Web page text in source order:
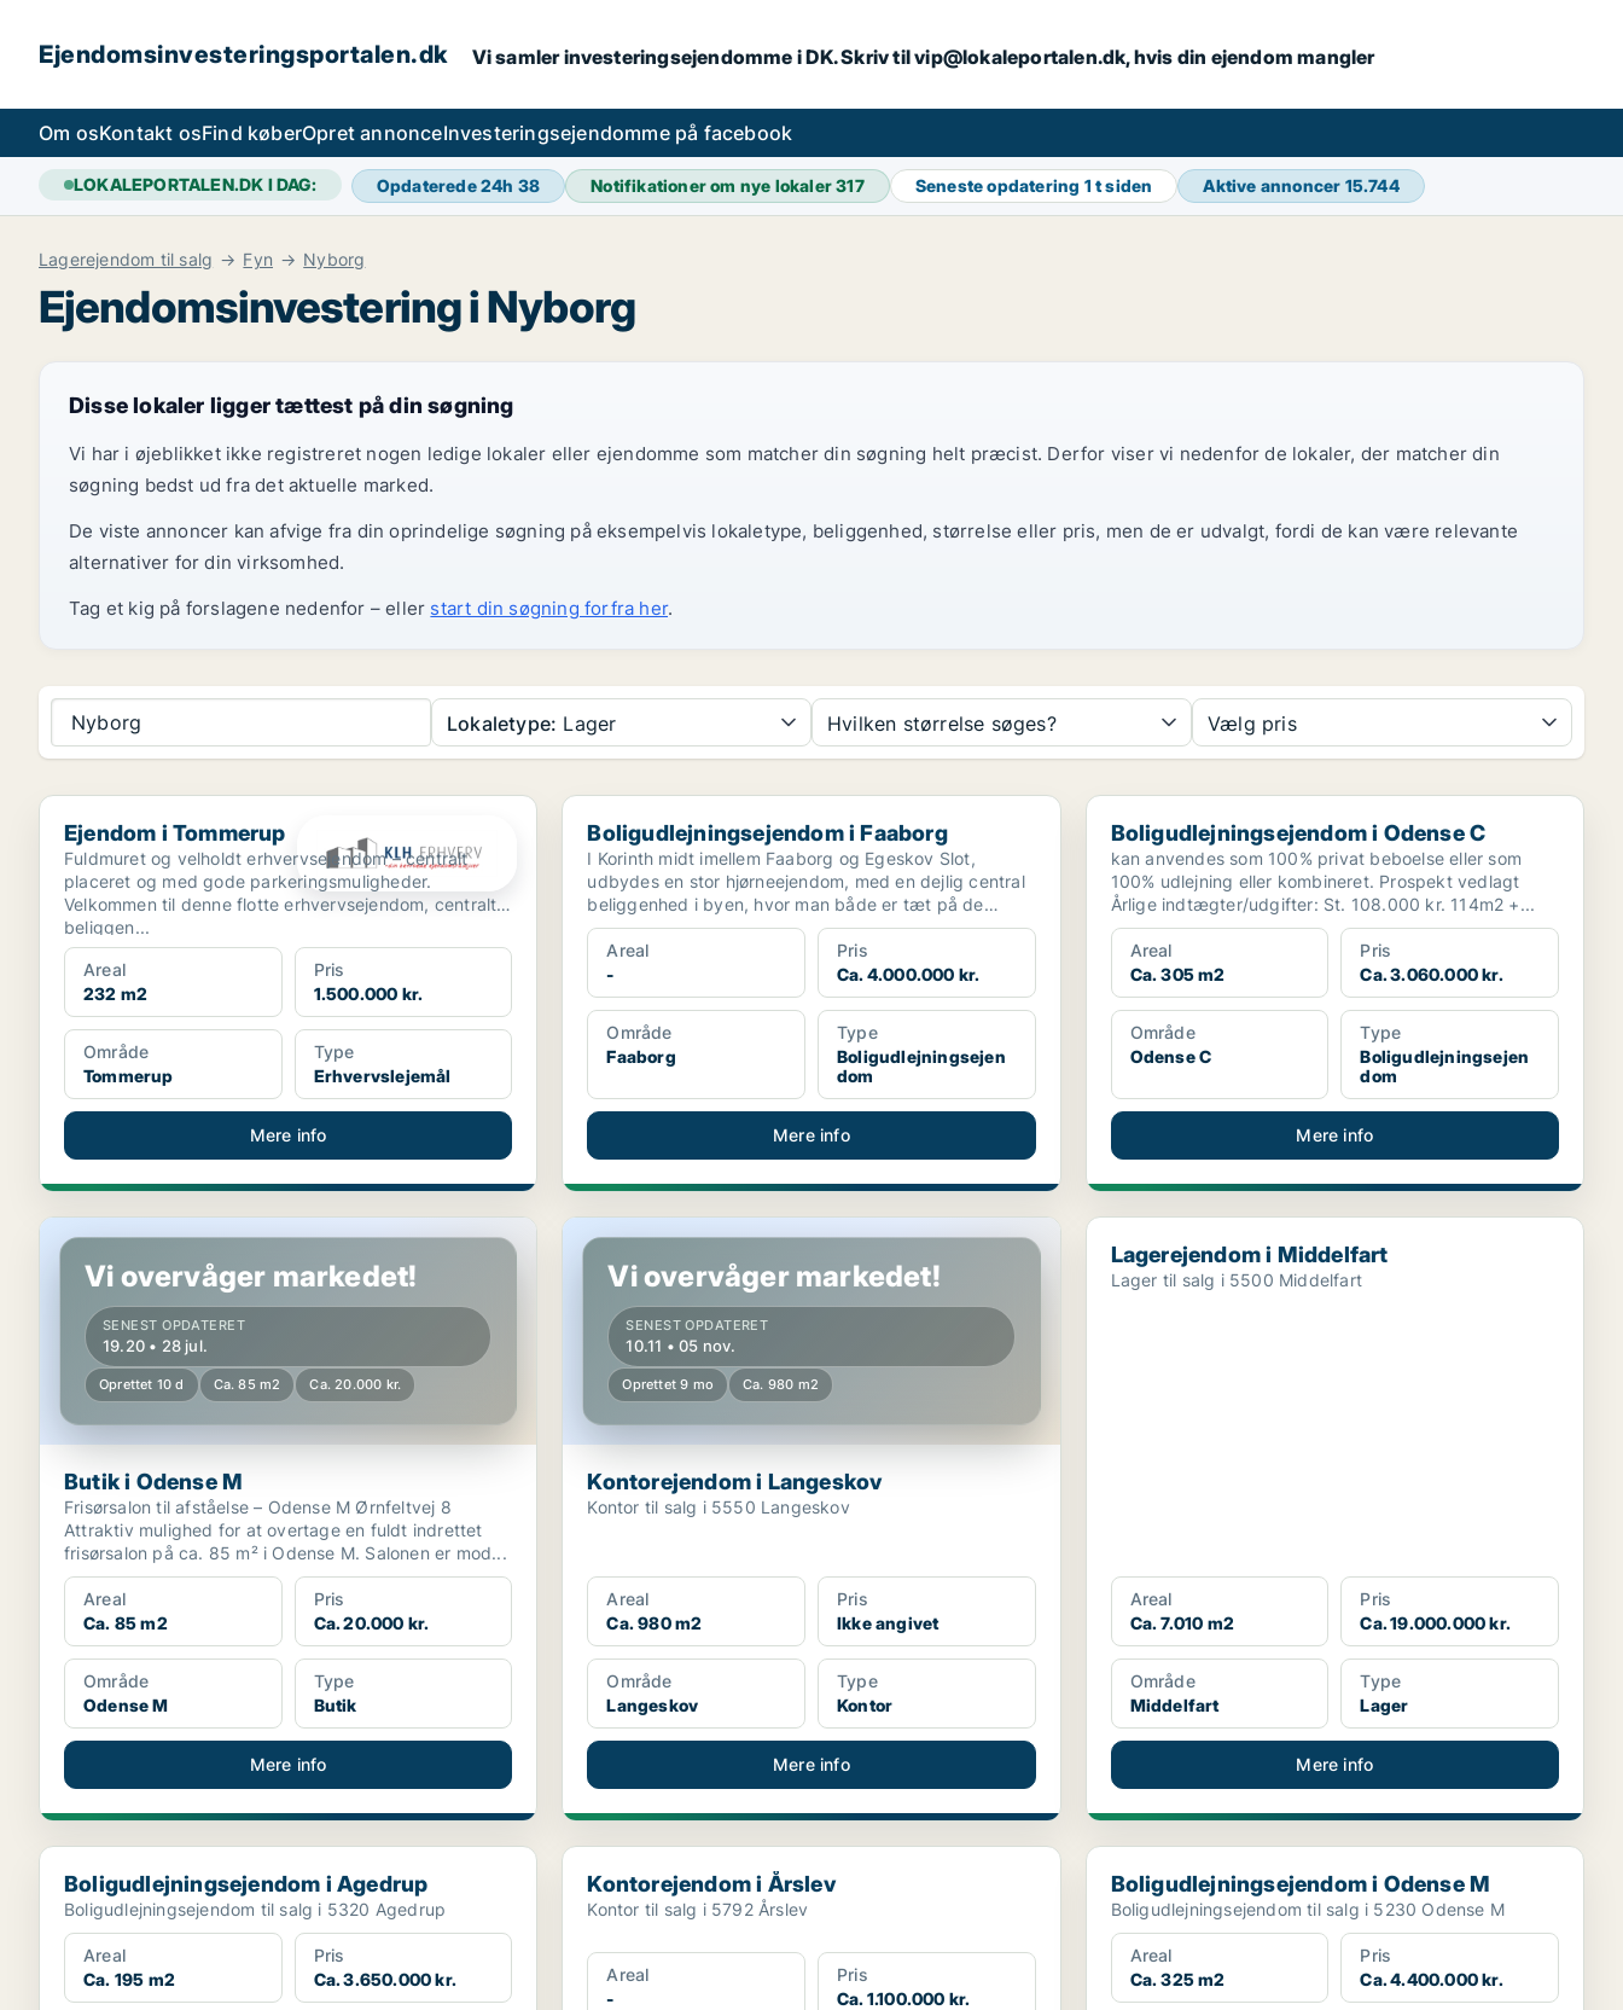
Ejendomsinvesteringsportalen.dk Vi samler investeringsejendomme i DK. Skriv til vip@lokaleportalen.dk, hvis din ejendom mangler
Om osKontakt osFind køberOpret annonceInvesteringsejendomme på facebook
LOKALEPORTALEN.DK I DAG: Opdaterede 24h 38 Notifikationer om nye lokaler317 Seneste opdatering 1 t siden Aktive annoncer 15.744
Lagerejendom til salg Fyn Nyborg
Ejendomsinvestering i Nyborg
Disse lokaler ligger tættest på din søgning
Vi har i øjeblikket ikke registreret nogen ledige lokaler eller ejendomme som matcher din søgning helt præcist. Derfor viser vi nedenfor de lokaler, der matcher din
søgning bedst ud fra det aktuelle marked.
De viste annoncer kan afvige fra din oprindelige søgning på eksempelvis lokaletype, beliggenhed, størrelse eller pris, men de er udvalgt, fordi de kan være relevante
alternativer for din virksomhed.
Tag et kig på forslagene nedenfor – eller start din søgning forfra her.
Nyborg Lokaletype: Lager Hvilken størrelse søges? Vælg pris
Ejendom i Tommerup
Ejendom i Tommerup
Fuldmuret og velholdt erhvervsejendom – centralt
placeret og med gode parkeringsmuligheder.
Velkommen til denne flotte erhvervsejendom, centralt
beliggen...
Areal
232 m2
Pris
1.500.000 kr.
Område
Tommerup
Type
Erhvervslejemål
Mere info
Boligudlejningsejendom i Faaborg
Boligudlejningsejendom i Faaborg
I Korinth midt imellem Faaborg og Egeskov Slot,
udbydes en stor hjørneejendom, med en dejlig central
beliggenhed i byen, hvor man både er tæt på de
øvrige fa...
Areal
-
Pris
Ca. 4.000.000 kr.
Område
Faaborg
Type
Boligudlejningsejen
dom
Mere info
Boligudlejningsejendom i Odense C
Boligudlejningsejendom i Odense C
kan anvendes som 100% privat beboelse eller som
100% udlejning eller kombineret. Prospekt vedlagt
Årlige indtægter/udgifter: St. 108.000 kr. 114m2 +...
Areal
Ca. 305 m2
Pris
Ca. 3.060.000 kr.
Område
Odense C
Type
Boligudlejningsejen
dom
Mere info
Butik i Odense M
Vi overvåger markedet!
SENEST OPDATERET
19.20 • 28 jul.
Oprettet 10 d Ca. 85 m2 Ca. 20.000 kr.
Butik i Odense M
Frisørsalon til afståelse – Odense M Ørnfeltvej 8
Attraktiv mulighed for at overtage en fuldt indrettet
frisørsalon på ca. 85 m² i Odense M. Salonen er mod...
Areal
Ca. 85 m2
Pris
Ca. 20.000 kr.
Område
Odense M
Type
Butik
Mere info
Kontorejendom i Langeskov
Vi overvåger markedet!
SENEST OPDATERET
10.11 • 05 nov.
Oprettet 9 mo Ca. 980 m2
Kontorejendom i Langeskov
Kontor til salg i 5550 Langeskov
Areal
Ca. 980 m2
Pris
Ikke angivet
Område
Langeskov
Type
Kontor
Mere info
Lagerejendom i Middelfart
Lagerejendom i Middelfart
Lager til salg i 5500 Middelfart
Areal
Ca. 7.010 m2
Pris
Ca. 19.000.000 kr.
Område
Middelfart
Type
Lager
Mere info
Boligudlejningsejendom i Agedrup
Boligudlejningsejendom i Agedrup
Boligudlejningsejendom til salg i 5320 Agedrup
Areal
Ca. 195 m2
Pris
Ca. 3.650.000 kr.
Kontorejendom i Årslev
Kontorejendom i Årslev
Kontor til salg i 5792 Årslev
Areal
-
Pris
Ca. 1.100.000 kr.
Boligudlejningsejendom i Odense M
Boligudlejningsejendom i Odense M
Boligudlejningsejendom til salg i 5230 Odense M
Areal
Ca. 325 m2
Pris
Ca. 4.400.000 kr.